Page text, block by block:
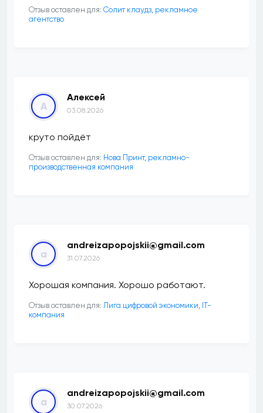
Отзыв оставлен для: Солит клаудз, рекламное
агентство
А
Алексей
03.08.2026
круто пойдёт
Отзыв оставлен для: Нова Принт, рекламно-
производственная компания
a
andreizapopojskii@gmail.com
31.07.2026
Хорошая компания. Хорошо работают.
Отзыв оставлен для: Лига цифровой экономики, IT-
компания
a
andreizapopojskii@gmail.com
30.07.2026